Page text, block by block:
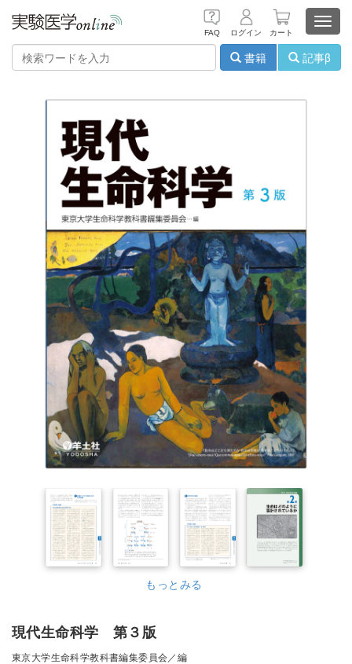
FAQ ログイン カート
書籍
記事β
もっとみる
現代生命科学 第３版
東京大学生命科学教科書編集委員会／編